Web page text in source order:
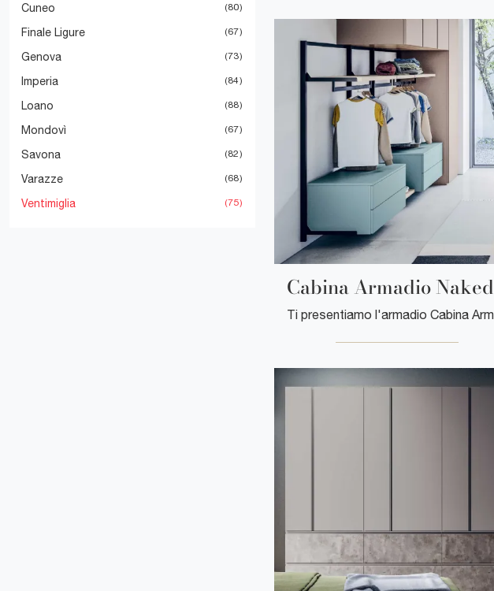
Cuneo 80
Finale Ligure 67
Genova 73
Imperia 84
Loano 88
Mondovì 67
Savona 82
Varazze 68
Ventimiglia 75
Cabina Armadio Naked